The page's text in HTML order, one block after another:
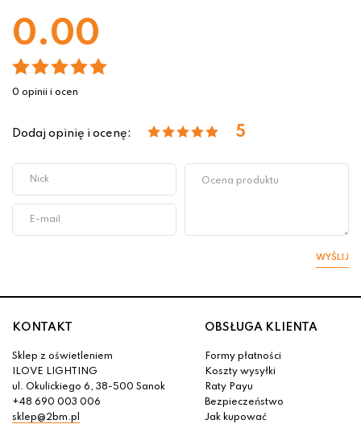
0.00
0 opinii i ocen
Dodaj opinię i ocenę: 5
WYŚLIJ
KONTAKT
Sklep z oświetleniem
ILOVE LIGHTING
ul. Okulickiego 6, 38-500 Sanok
+48 690 003 006
sklep@2bm.pl
OBSŁUGA KLIENTA
Formy płatności
Koszty wysyłki
Raty Payu
Bezpieczeństwo
Jak kupować